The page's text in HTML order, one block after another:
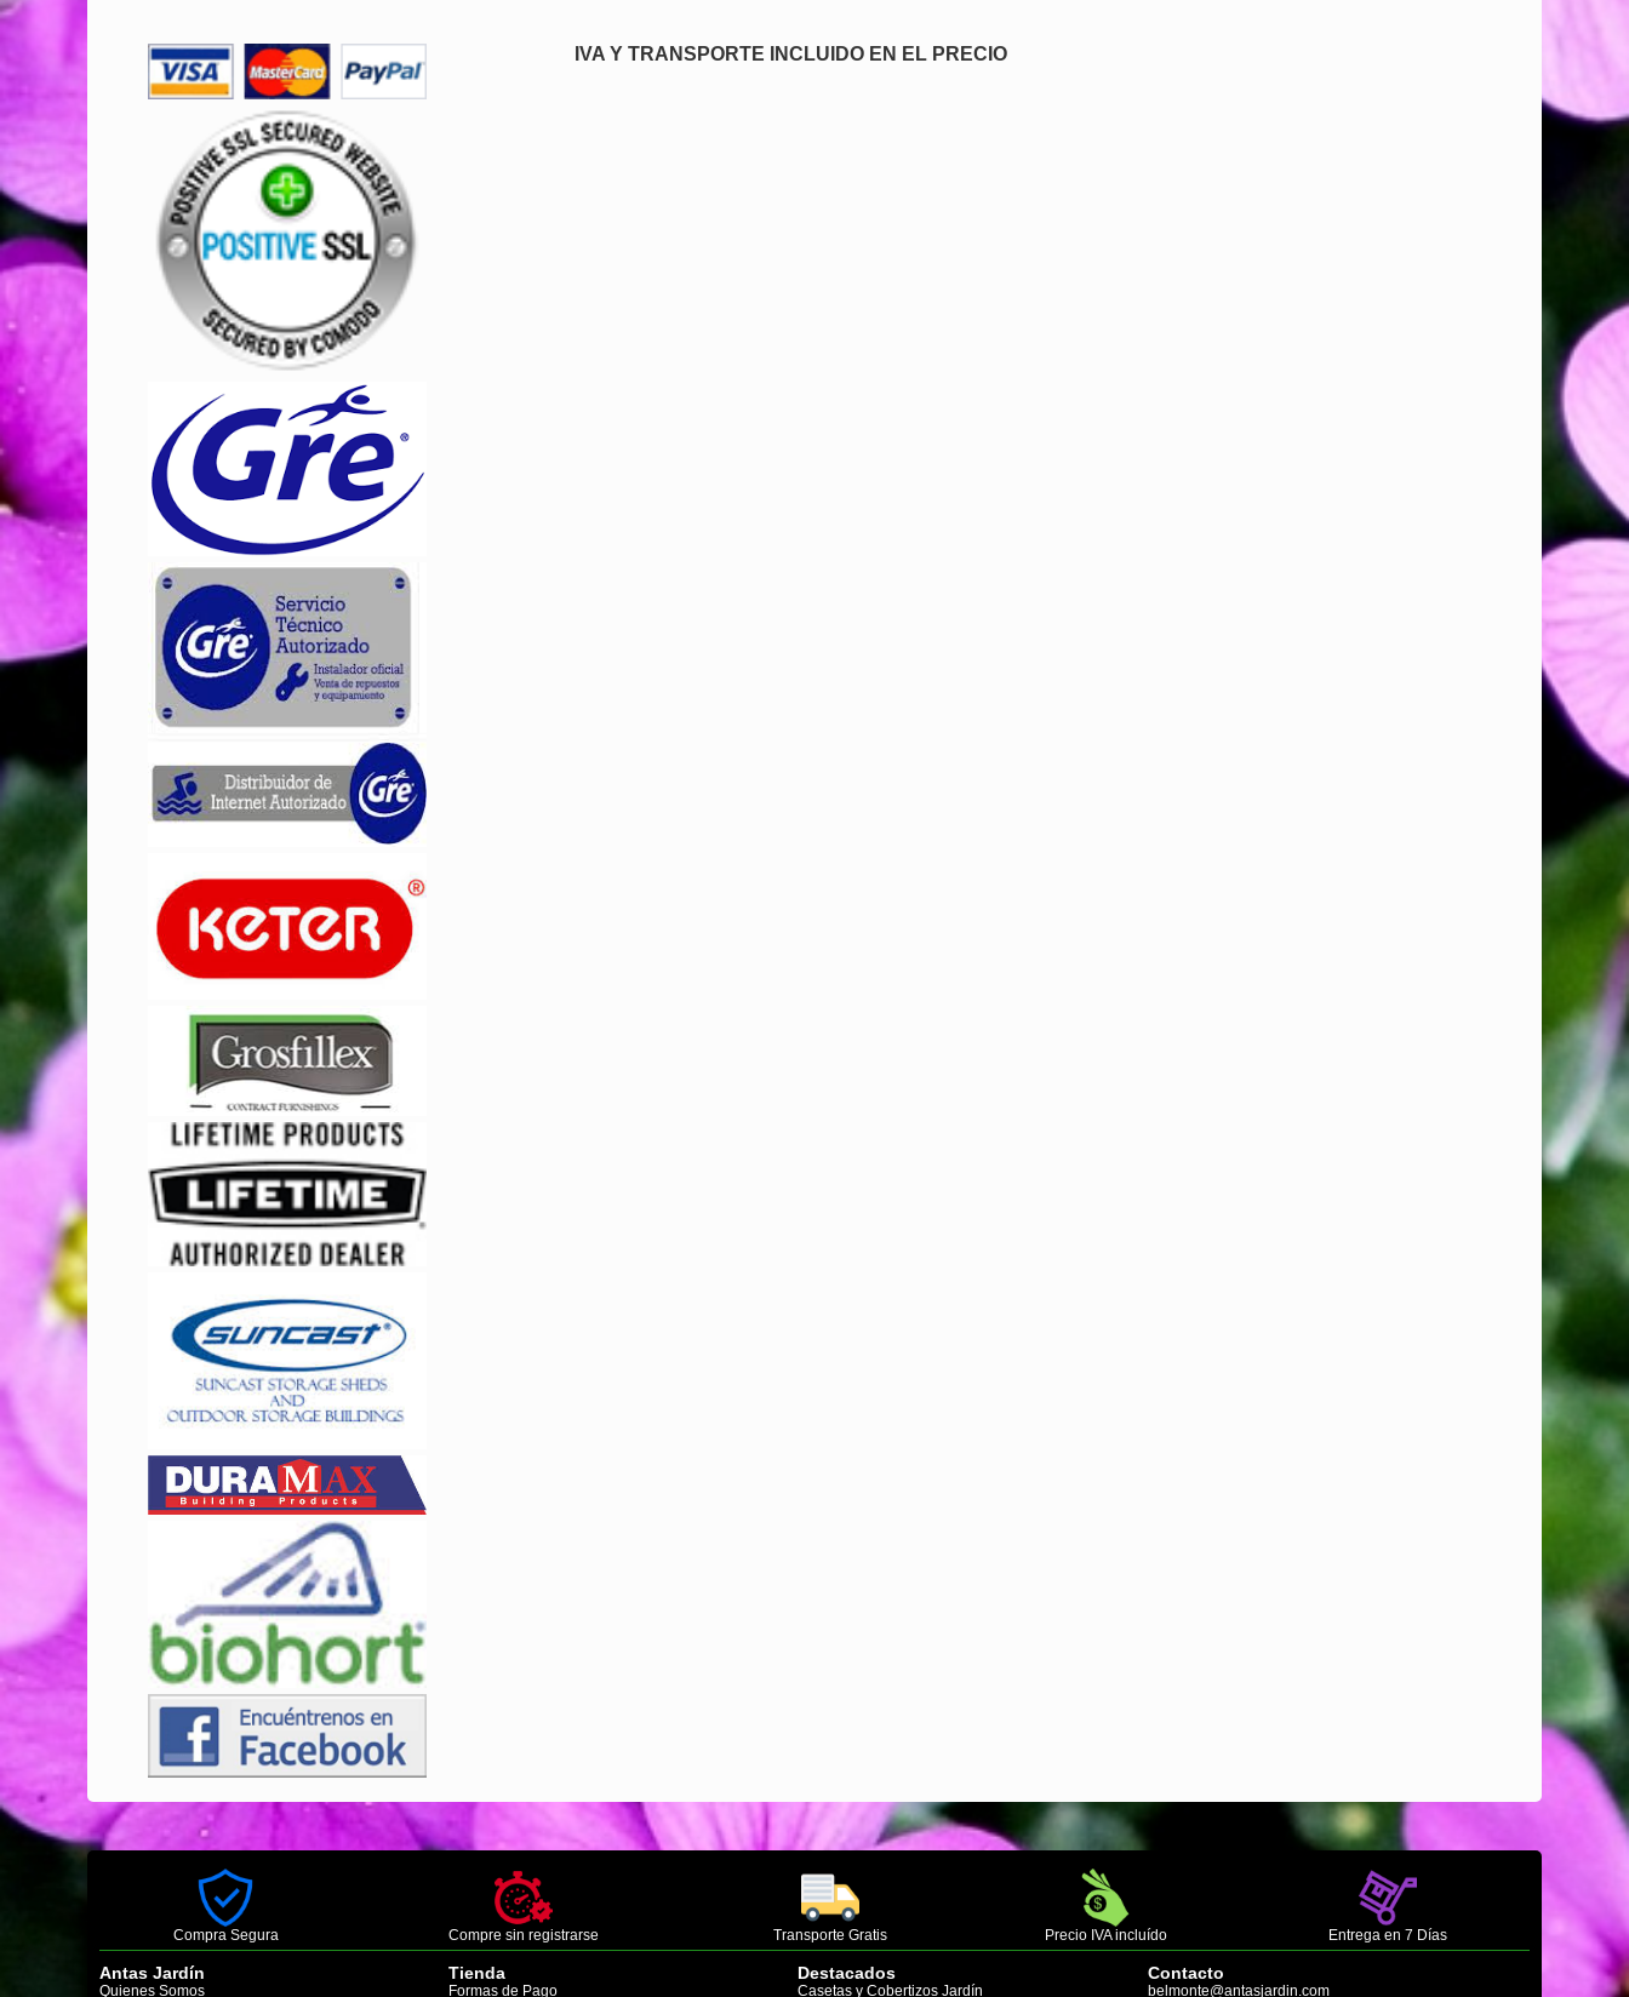
IVA Y TRANSPORTE INCLUIDO EN EL PRECIO
Compra Segura Compre sin registrarse Transporte Gratis Precio IVA incluído Entrega en 7 Días
Antas Jardín
Quienes Somos
Tienda
Formas de Pago
Destacados
Casetas y Cobertizos Jardín
Contacto
belmonte@antasjardin.com